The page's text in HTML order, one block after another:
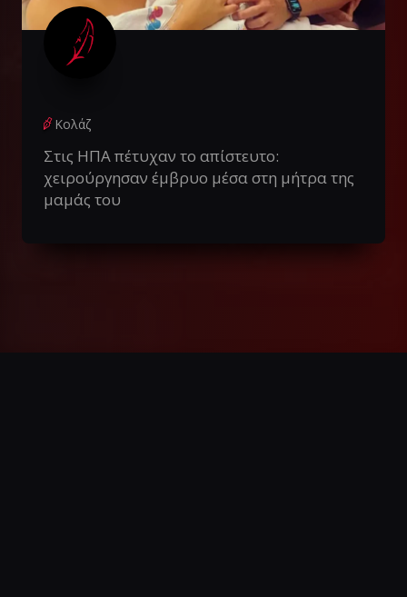
Κολάζ
Στις ΗΠΑ πέτυχαν το απίστευτο:
χειρούργησαν έμβρυο μέσα στη μήτρα της
μαμάς του